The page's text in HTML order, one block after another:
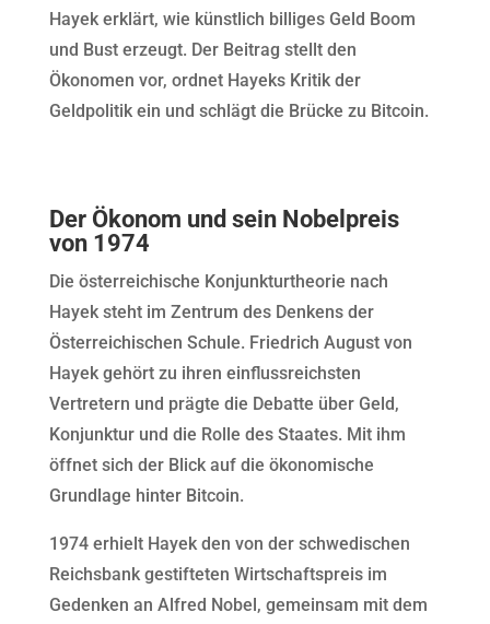
Hayek erklärt, wie künstlich billiges Geld Boom
und Bust erzeugt. Der Beitrag stellt den
Ökonomen vor, ordnet Hayeks Kritik der
Geldpolitik ein und schlägt die Brücke zu Bitcoin.
Der Ökonom und sein Nobelpreis
von 1974
Die österreichische Konjunkturtheorie nach
Hayek steht im Zentrum des Denkens der
Österreichischen Schule. Friedrich August von
Hayek gehört zu ihren einflussreichsten
Vertretern und prägte die Debatte über Geld,
Konjunktur und die Rolle des Staates. Mit ihm
öffnet sich der Blick auf die ökonomische
Grundlage hinter Bitcoin.
1974 erhielt Hayek den von der schwedischen
Reichsbank gestifteten Wirtschaftspreis im
Gedenken an Alfred Nobel, gemeinsam mit dem